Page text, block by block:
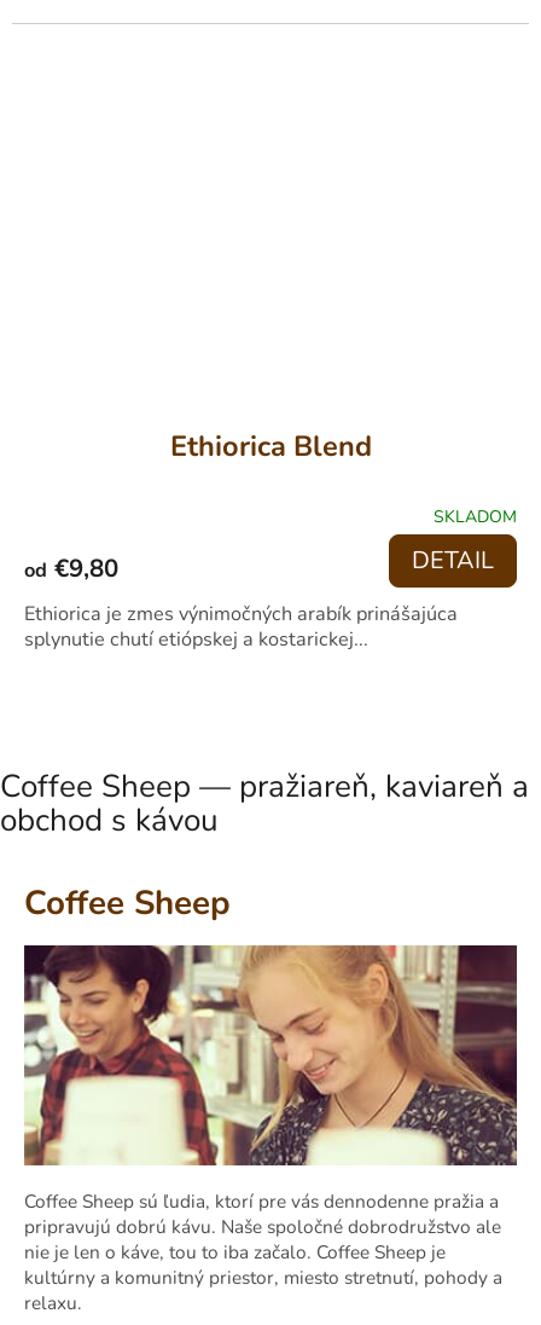
HVIEZDIČIEK.
Ethiorica Blend
PRODUKTU
4,4
Z
SKLADOM
od €9,80 DETAIL
Ethiorica je zmes výnimočných arabík prinášajúca
splynutie chutí etiópskej a kostarickej...
Coffee Sheep — pražiareň, kaviareň a
obchod s kávou
Coffee Sheep
Coffee Sheep sú ľudia, ktorí pre vás dennodenne pražia a
pripravujú dobrú kávu. Naše spoločné dobrodružstvo ale
nie je len o káve, tou to iba začalo. Coffee Sheep je
kultúrny a komunitný priestor, miesto stretnutí, pohody a
relaxu.